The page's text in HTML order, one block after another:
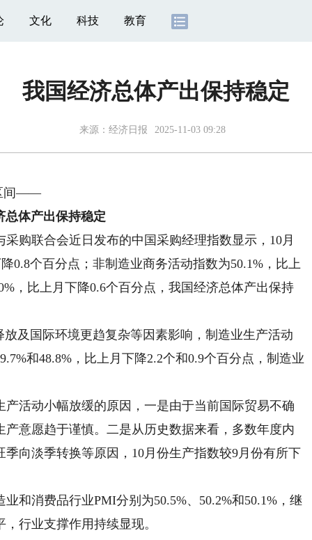
文化 科技 教育
我国经济总体产出保持稳定
来源： 经济日报 2025-11-03 09:28
间——
总体产出保持稳定
联合会近日发布的中国采购经理指数显示，10月
0.8个百分点；非制造业商务活动指数为50.1%，比上
，比上月下降0.6个百分点，我国经济总体产出保持
国际环境更趋复杂等因素影响，制造业生产活动
和48.8%，比上月下降2.2个和0.9个百分点，制造业
动小幅放缓的原因，一是由于当前国际贸易不确
意愿趋于谨慎。二是从历史数据来看，多数年度内
向淡季转换等原因，10月份生产指数较9月份有所下
消费品行业PMI分别为50.5%、50.2%和50.1%，继
行业支撑作用持续显现。